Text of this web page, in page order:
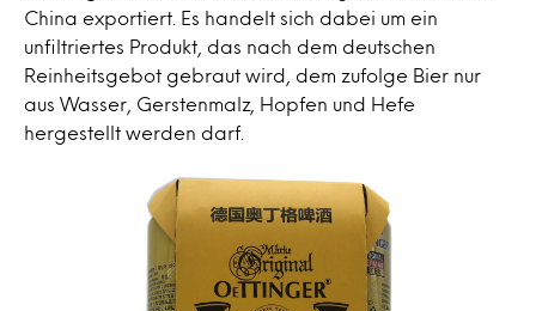
China exportiert. Es handelt sich dabei um ein
unfiltriertes Produkt, das nach dem deutschen
Reinheitsgebot gebraut wird, dem zufolge Bier nur
aus Wasser, Gerstenmalz, Hopfen und Hefe
hergestellt werden darf.